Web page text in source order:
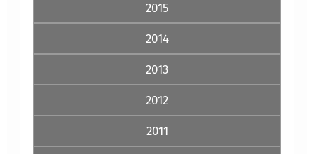
2015
2014
2013
2012
2011